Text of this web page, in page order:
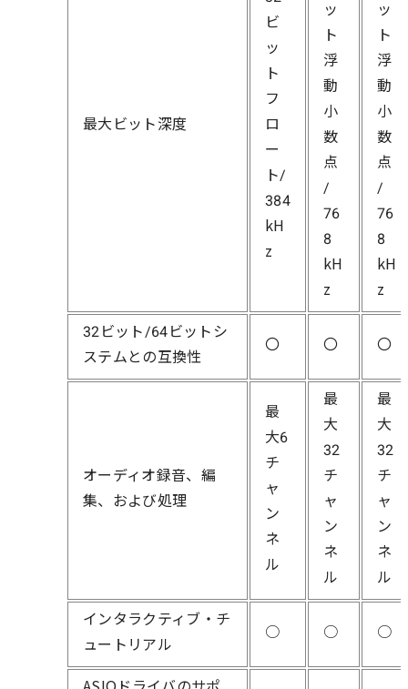
最大ビット深度
ビ
ッ
ト
フ
ロ
ー
ト/
384
kH
z
ッ
ト
浮
動
小
数
点
/
76
8
kH
z
ッ
ト
浮
動
小
数
点
/
76
8
kH
z
32ビット/64ビットシ
ステムとの互換性
〇 〇 〇
オーディオ録音、編
集、および処理
最
大6
チ
ャ
ン
ネ
ル
最
大
32
チ
ャ
ン
ネ
ル
最
大
32
チ
ャ
ン
ネ
ル
インタラクティブ・チ
ュートリアル
○ ○ ○